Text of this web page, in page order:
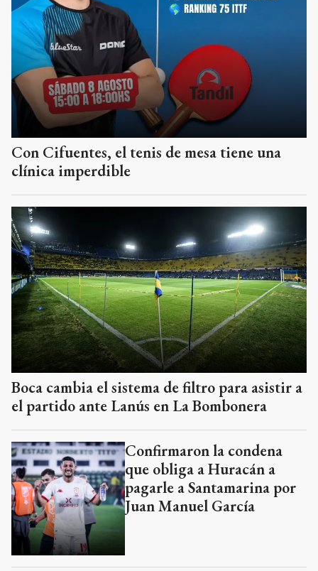
Con Cifuentes, el tenis de mesa tiene una
clínica imperdible
Boca cambia el sistema de filtro para asistir a
el partido ante Lanús en La Bombonera
Confirmaron la condena
que obliga a Huracán a
pagarle a Santamarina por
Juan Manuel García
llegar a cuartos